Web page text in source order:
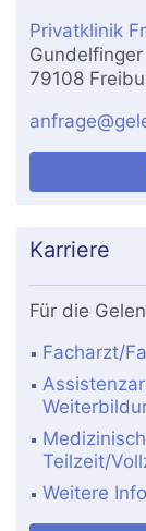
Privatklinik
Gundelfinger
79108
Karriere
Für die
Facharzt/
Teilzeit/
Weitere